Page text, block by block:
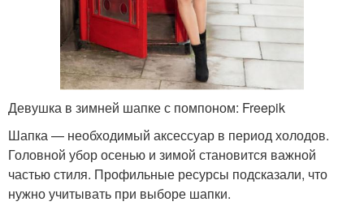
Девушка в зимней шапке с помпоном: Freepik
Шапка — необходимый аксессуар в период холодов.
Головной убор осенью и зимой становится важной
частью стиля. Профильные ресурсы подсказали, что
нужно учитывать при выборе шапки.